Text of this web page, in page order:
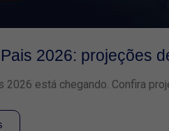
2026: projeções
2026 está chegando. Confira